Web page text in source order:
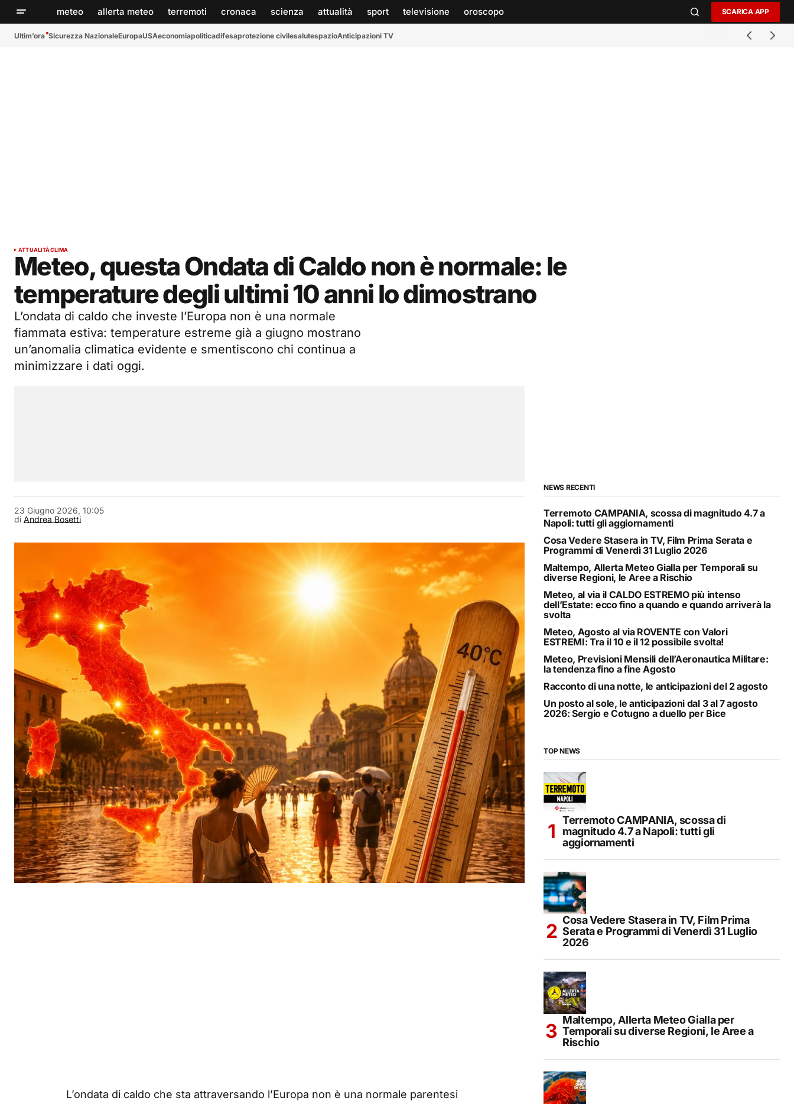
meteo allerta meteo terremoti cronaca scienza attualità sport televisione oroscopo SCARICA APP
Ultim’ora Sicurezza NazionaleEuropaUSAeconomiapoliticadifesaprotezione civilesalutespazioAnticipazioni TV
ATTUALITÀCLIMA
Meteo, questa Ondata di Caldo non è normale: le
temperature degli ultimi 10 anni lo dimostrano
L’ondata di caldo che investe l’Europa non è una normale
fiammata estiva: temperature estreme già a giugno mostrano
un’anomalia climatica evidente e smentiscono chi continua a
minimizzare i dati oggi.
di Andrea Bosetti
23 Giugno 2026, 10:05
L’ondata di caldo che sta attraversando l’Europa non è una normale parentesi
NEWS RECENTI
Terremoto CAMPANIA, scossa di magnitudo 4.7 a
Napoli: tutti gli aggiornamenti
Cosa Vedere Stasera in TV, Film Prima Serata e
Programmi di Venerdì 31 Luglio 2026
Maltempo, Allerta Meteo Gialla per Temporali su
diverse Regioni, le Aree a Rischio
Meteo, al via il CALDO ESTREMO più intenso
dell’Estate: ecco fino a quando e quando arriverà la
svolta
Meteo, Agosto al via ROVENTE con Valori
ESTREMI: Tra il 10 e il 12 possibile svolta!
Meteo, Previsioni Mensili dell’Aeronautica Militare:
la tendenza fino a fine Agosto
Racconto di una notte, le anticipazioni del 2 agosto
Un posto al sole, le anticipazioni dal 3 al 7 agosto
2026: Sergio e Cotugno a duello per Bice
TOP NEWS
Terremoto CAMPANIA, scossa di
magnitudo 4.7 a Napoli: tutti gli
aggiornamenti
Cosa Vedere Stasera in TV, Film Prima
Serata e Programmi di Venerdì 31 Luglio
2026
Maltempo, Allerta Meteo Gialla per
Temporali su diverse Regioni, le Aree a
Rischio